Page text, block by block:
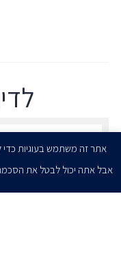
אני מאשר/ת בזאת להרצוג,
הודעות והזמנות לאירועים
אתר זה משתמש בעוגיות
אבל אתה יכול לבטל את